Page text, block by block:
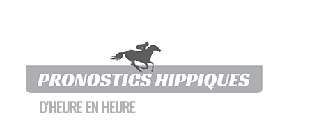
D'HEURE EN HEURE